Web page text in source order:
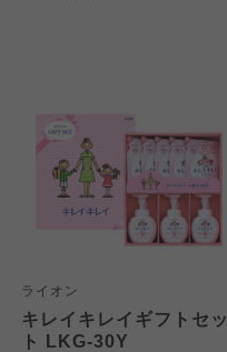
ライオン
キレイキレイギフトセッ
ト LKG-30Y